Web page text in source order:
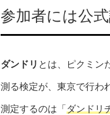
参加者には公
ダンドリ とは、ピクミン
測る検定が、東京で行わ
測定するのは「 ダンドリ